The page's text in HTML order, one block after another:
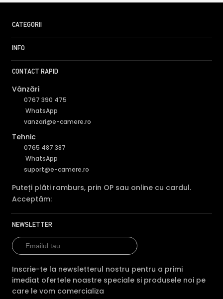
CATEGORII
INFO
CONTACT RAPID
Vânzări
0767 390 475
WhatsApp
vanzari@e-camere.ro
Tehnic
0765 487 387
WhatsApp
suport@e-camere.ro
Puteți plăti ramburs, prin OP sau online cu cardul.
Acceptăm:
NEWSLETTER
Inscrie-te la newsletterul nostru pentru a primi
imediat ofertele noastre speciale si produsele noi pe
care le vom comercializa